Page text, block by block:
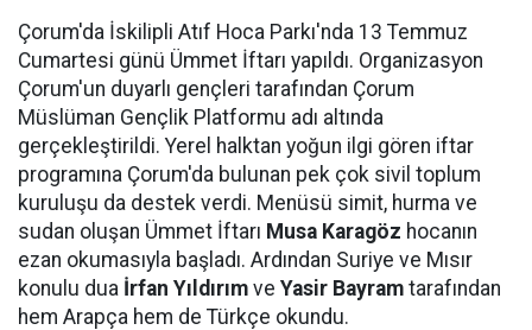
Çorum'da İskilipli Atıf Hoca Parkı'nda 13 Temmuz
Cumartesi günü Ümmet İftarı yapıldı. Organizasyon
Çorum'un duyarlı gençleri tarafından Çorum
Müslüman Gençlik Platformu adı altında
gerçekleştirildi. Yerel halktan yoğun ilgi gören iftar
programına Çorum'da bulunan pek çok sivil toplum
kuruluşu da destek verdi. Menüsü simit, hurma ve
sudan oluşan Ümmet İftarı Musa Karagöz hocanın
ezan okumasıyla başladı. Ardından Suriye ve Mısır
konulu dua İrfan Yıldırım ve Yasir Bayram tarafından
hem Arapça hem de Türkçe okundu.